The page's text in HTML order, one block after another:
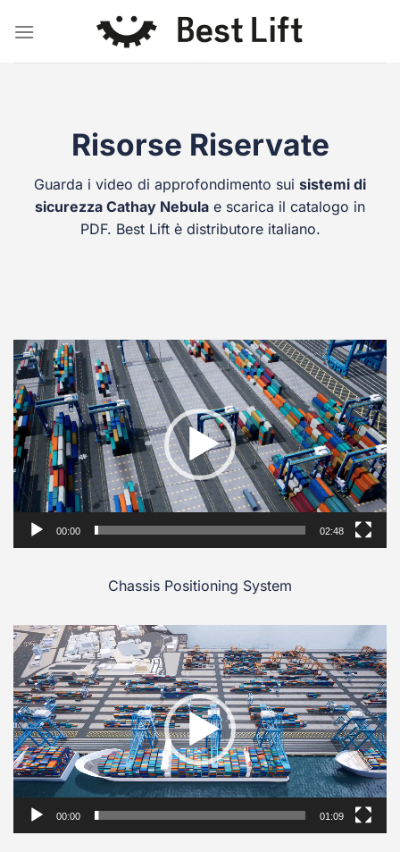
Risorse Riservate
Guarda i video di approfondimento sui sistemi di
sicurezza Cathay Nebula e scarica il catalogo in
PDF. Best Lift è distributore italiano.
Video
Player
00:00 02:48
Chassis Positioning System
Player
00:00 01:09